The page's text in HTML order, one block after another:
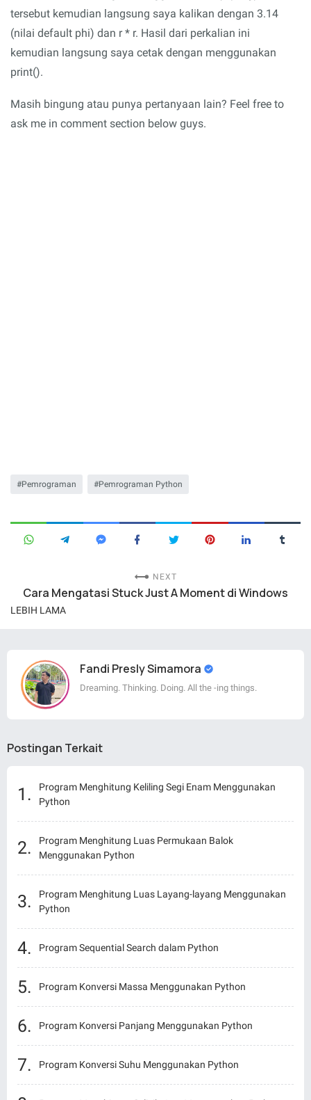
tersebut kemudian langsung saya kalikan dengan 3.14
(nilai default phi) dan r * r. Hasil dari perkalian ini
kemudian langsung saya cetak dengan menggunakan
print().
Masih bingung atau punya pertanyaan lain? Feel free to
ask me in comment section below guys.
Pemrograman Pemrograman Python
NEXT
Cara Mengatasi Stuck Just A Moment di Windows
LEBIH LAMA
Fandi Presly Simamora
Dreaming. Thinking. Doing. All the -ing things.
Postingan Terkait
Program Menghitung Keliling Segi Enam Menggunakan
Python
Program Menghitung Luas Permukaan Balok
Menggunakan Python
Program Menghitung Luas Layang-layang Menggunakan
Python
Program Sequential Search dalam Python
Program Konversi Massa Menggunakan Python
Program Konversi Panjang Menggunakan Python
Program Konversi Suhu Menggunakan Python